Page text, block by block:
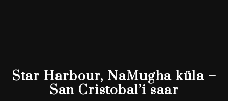
Star Harbour, NaMugha küla –
San Cristobal’i saar